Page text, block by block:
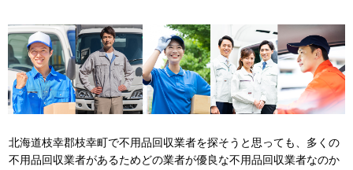
北海道枝幸郡枝幸町で不用品回収業者を探そうと思っても、多くの
不用品回収業者があるためどの業者が優良な不用品回収業者なのか